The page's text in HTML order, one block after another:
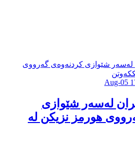
لەسەر شێوازی
هورمز نزیكن لە